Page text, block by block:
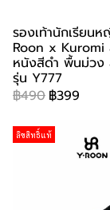
รองเท้านักเรียน
Roon x Kuromi
หนังสีดำ พื้นม่วง
รุ่น Y777
฿490 ฿399
ลิขสิทธิ์แท้